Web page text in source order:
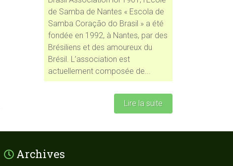
Outlook Live
de Samba de Nantes « Escola de
Samba Coração do Brasil » a été
fondée en 1992, à Nantes, par des
Brésiliens et des amoureux du
Brésil. L’association est
actuellement composée de...
Lire la suite
Archives